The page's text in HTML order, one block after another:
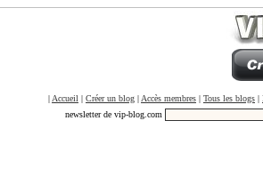
| Accueil | Créer un blog | Accès membres | Tous les blogs |
newsletter de vip-blog.com